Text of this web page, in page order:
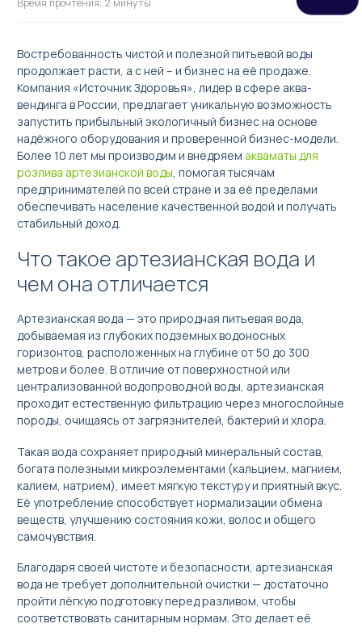
Акваматы фильтрованной воды
Акваматы с привозной водой
Модули розлива
Системы очистки воды
Комплектующие к акваматам
🌟 Брендирование бизнеса
розлив
Мониторинг вендинговых автоматов
Время прочтения: 2 минуты
Востребованность чистой и полезной питьевой воды
продолжает расти, а с ней – и бизнес на её продаже.
Компания «Источник Здоровья», лидер в сфере аква-
вендинга в России, предлагает уникальную возможность
запустить прибыльный экологичный бизнес на основе
надёжного оборудования и проверенной бизнес-модели.
Более 10 лет мы производим и внедряем акваматы для
розлива артезианской воды, помогая тысячам
предпринимателей по всей стране и за её пределами
обеспечивать население качественной водой и получать
стабильный доход.
Что такое артезианская вода и
чем она отличается
Артезианская вода — это природная питьевая вода,
добываемая из глубоких подземных водоносных
горизонтов, расположенных на глубине от 50 до 300
метров и более. В отличие от поверхностной или
централизованной водопроводной воды, артезианская
проходит естественную фильтрацию через многослойные
породы, очищаясь от загрязнителей, бактерий и хлора.
Такая вода сохраняет природный минеральный состав,
богата полезными микроэлементами (кальцием, магнием,
калием, натрием), имеет мягкую текстуру и приятный вкус.
Её употребление способствует нормализации обмена
веществ, улучшению состояния кожи, волос и общего
самочувствия.
Благодаря своей чистоте и безопасности, артезианская
вода не требует дополнительной очистки — достаточно
пройти лёгкую подготовку перед разливом, чтобы
соответствовать санитарным нормам. Это делает её